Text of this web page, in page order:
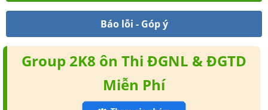
Báo lỗi - Góp ý
Group 2K8 ôn Thi ĐGNL & ĐGTD
Miễn Phí